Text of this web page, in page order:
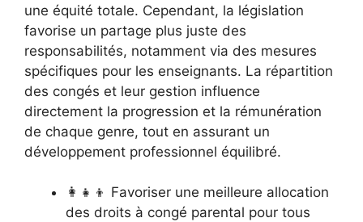
une équité totale. Cependant, la législation
favorise un partage plus juste des
responsabilités, notamment via des mesures
spécifiques pour les enseignants. La répartition
des congés et leur gestion influence
directement la progression et la rémunération
de chaque genre, tout en assurant un
développement professionnel équilibré.
👩‍👧‍👦 Favoriser une meilleure allocation
des droits à congé parental pour tous